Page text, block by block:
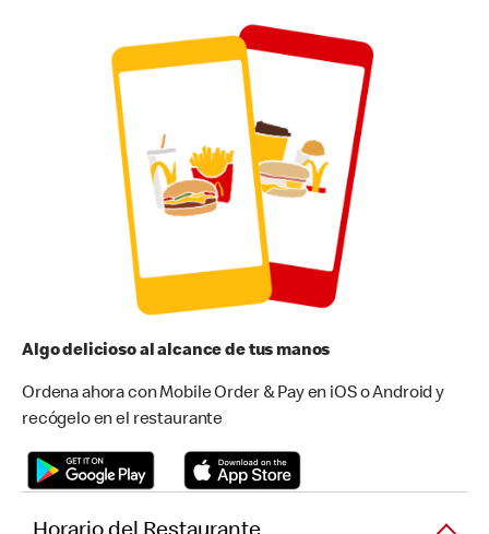
Algo delicioso al alcance de tus manos
Ordena ahora con Mobile Order & Pay en iOS o Android y
recógelo en el restaurante